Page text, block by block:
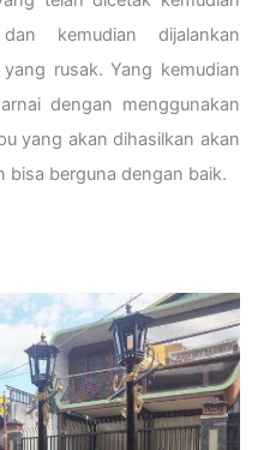
kemudian dijalankan
rusak. Yang kemudian
dengan menggunakan
yang akan dihasilkan akan
bisa berguna dengan baik.